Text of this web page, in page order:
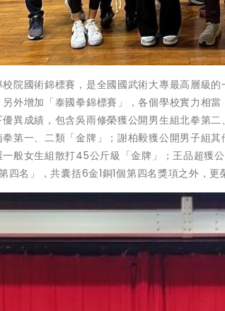
院國術錦標賽，是全國國武術大專最高層級
外增加「泰國拳錦標賽」，各個學校實力相
異成績，包含吳雨修榮獲公開男生組北拳第
第一、二類「金牌」；謝柏毅獲公開男子組
一般女生組散打45公斤級「金牌」；王品超獲
四名」，共囊括6金1銅1個第四名獎項之外，更